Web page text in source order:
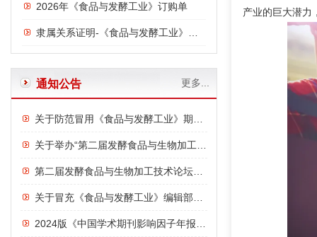
产业的巨大潜力
2026年《食品与发酵工业》订购单
通知公告 更多...